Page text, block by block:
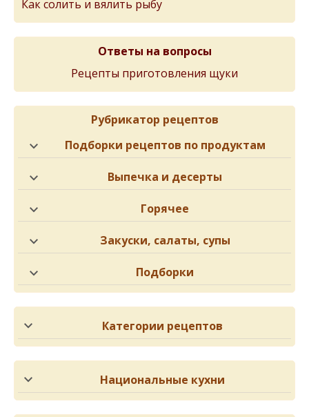
Как солить и вялить рыбу
Ответы на вопросы
Рецепты приготовления щуки
Рубрикатор рецептов
Подборки рецептов по продуктам
Выпечка и десерты
Горячее
Закуски, салаты, супы
Подборки
Категории рецептов
Национальные кухни